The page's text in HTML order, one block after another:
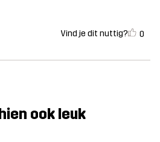
Vind je dit nuttig? 0
ook leuk